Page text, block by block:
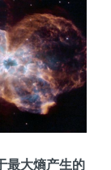
最大熵产生的